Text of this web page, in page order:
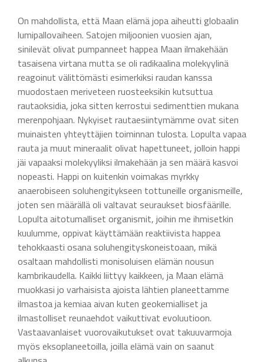
On mahdollista, että Maan elämä jopa aiheutti globaalin
lumipallovaiheen. Satojen miljoonien vuosien ajan,
sinilevät olivat pumpanneet happea Maan ilmakehään
tasaisena virtana mutta se oli radikaalina molekyylinä
reagoinut välittömästi esimerkiksi raudan kanssa
muodostaen meriveteen ruosteeksikin kutsuttua
rautaoksidia, joka sitten kerrostui sedimenttien mukana
merenpohjaan. Nykyiset rautaesiintymämme ovat siten
muinaisten yhteyttäjien toiminnan tulosta. Lopulta vapaa
rauta ja muut mineraalit olivat hapettuneet, jolloin happi
jäi vapaaksi molekyyliksi ilmakehään ja sen määrä kasvoi
nopeasti. Happi on kuitenkin voimakas myrkky
anaerobiseen soluhengitykseen tottuneille organismeille,
joten sen määrällä oli valtavat seuraukset biosfäärille.
Lopulta aitotumalliset organismit, joihin me ihmisetkin
kuulumme, oppivat käyttämään reaktiivista happea
tehokkaasti osana soluhengityskoneistoaan, mikä
osaltaan mahdollisti monisoluisen elämän nousun
kambrikaudella. Kaikki liittyy kaikkeen, ja Maan elämä
muokkasi jo varhaisista ajoista lähtien planeettamme
ilmastoa ja kemiaa aivan kuten geokemialliset ja
ilmastolliset reunaehdot vaikuttivat evoluutioon.
Vastaavanlaiset vuorovaikutukset ovat takuuvarmoja
myös eksoplaneetoilla, joilla elämä vain on saanut